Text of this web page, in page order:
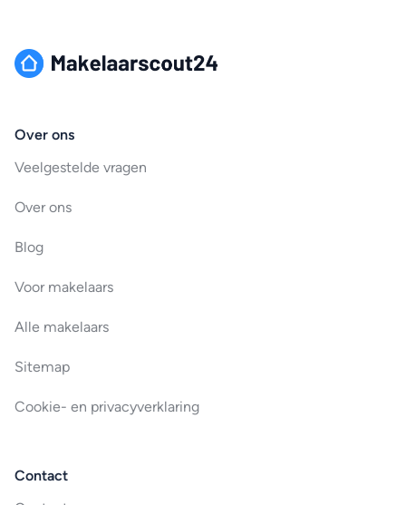
Over ons
Veelgestelde vragen
Over ons
Blog
Voor makelaars
Alle makelaars
Sitemap
Cookie- en privacyverklaring
Contact